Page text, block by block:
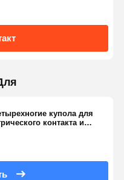
купола для
контакта и